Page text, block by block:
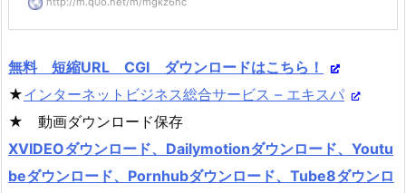
無料 短縮URL CGI ダウンロードはこちら！
★インターネットビジネス総合サービス – エキスパ
★ 動画ダウンロード保存
XVIDEOダウンロード、Dailymotionダウンロード、Youtu
beダウンロード、Pornhubダウンロード、Tube8ダウンロ